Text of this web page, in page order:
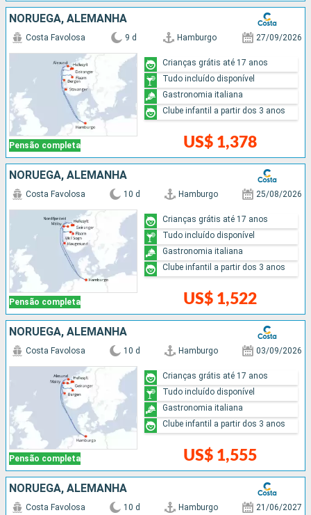
NORUEGA, ALEMANHA
Pensão completa
Costa Favolosa 9 d Hamburgo 27/09/2026
US$ 1,378
Crianças grátis até 17 anos
Tudo incluído disponível
Gastronomia italiana
Clube infantil a partir dos 3 anos
NORUEGA, ALEMANHA
Pensão completa
Costa Favolosa 10 d Hamburgo 25/08/2026
US$ 1,522
Crianças grátis até 17 anos
Tudo incluído disponível
Gastronomia italiana
Clube infantil a partir dos 3 anos
NORUEGA, ALEMANHA
Pensão completa
Costa Favolosa 10 d Hamburgo 03/09/2026
US$ 1,555
Crianças grátis até 17 anos
Tudo incluído disponível
Gastronomia italiana
Clube infantil a partir dos 3 anos
NORUEGA, ALEMANHA
Costa Favolosa 10 d Hamburgo 21/06/2027